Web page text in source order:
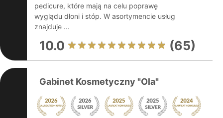
pedicure, które mają na celu poprawę
wyglądu dłoni i stóp. W asortymencie usług
znajduje ...
10.0 (65)
Gabinet Kosmetyczny "Ola"